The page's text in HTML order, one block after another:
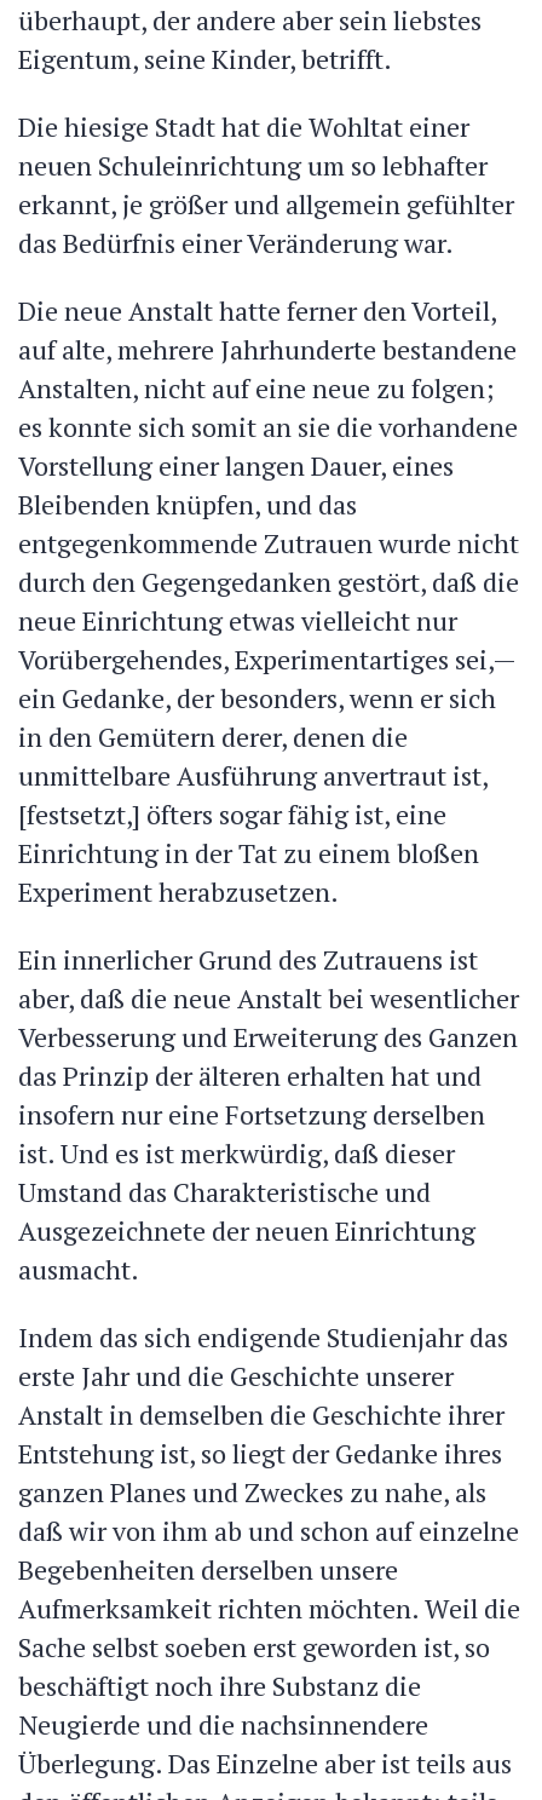
überhaupt, der andere aber sein liebstes
Eigentum, seine Kinder, betrifft.
Die hiesige Stadt hat die Wohltat einer
neuen Schuleinrichtung um so lebhafter
erkannt, je größer und allgemein gefühlter
das Bedürfnis einer Veränderung war.
Die neue Anstalt hatte ferner den Vorteil,
auf alte, mehrere Jahrhunderte bestandene
Anstalten, nicht auf eine neue zu folgen;
es konnte sich somit an sie die vorhandene
Vorstellung einer langen Dauer, eines
Bleibenden knüpfen, und das
entgegenkommende Zutrauen wurde nicht
durch den Gegengedanken gestört, daß die
neue Einrichtung etwas vielleicht nur
Vorübergehendes, Experimentartiges sei,—
ein Gedanke, der besonders, wenn er sich
in den Gemütern derer, denen die
unmittelbare Ausführung anvertraut ist,
[festsetzt,] öfters sogar fähig ist, eine
Einrichtung in der Tat zu einem bloßen
Experiment herabzusetzen.
Ein innerlicher Grund des Zutrauens ist
aber, daß die neue Anstalt bei wesentlicher
Verbesserung und Erweiterung des Ganzen
das Prinzip der älteren erhalten hat und
insofern nur eine Fortsetzung derselben
ist. Und es ist merkwürdig, daß dieser
Umstand das Charakteristische und
Ausgezeichnete der neuen Einrichtung
ausmacht.
Indem das sich endigende Studienjahr das
erste Jahr und die Geschichte unserer
Anstalt in demselben die Geschichte ihrer
Entstehung ist, so liegt der Gedanke ihres
ganzen Planes und Zweckes zu nahe, als
daß wir von ihm ab und schon auf einzelne
Begebenheiten derselben unsere
Aufmerksamkeit richten möchten. Weil die
Sache selbst soeben erst geworden ist, so
beschäftigt noch ihre Substanz die
Neugierde und die nachsinnendere
Überlegung. Das Einzelne aber ist teils aus